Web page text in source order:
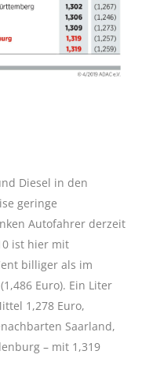
Diesel in den
geringe
Autofahrer derzeit
ist hier mit
billiger als im
Euro). Ein Liter
1,278 Euro,
Saarland,
– mit 1,319